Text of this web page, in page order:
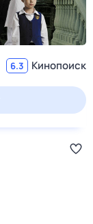
6.3 Кинопоиск